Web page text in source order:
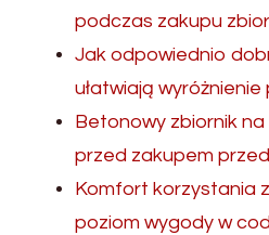
podczas zakupu
Jak odpowiednio
ułatwiają
Betonowy zbiornik
przed zakupem
Komfort korzystania
poziom wygody w